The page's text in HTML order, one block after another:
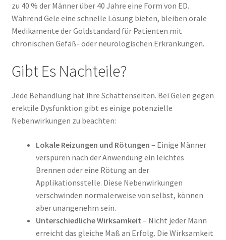
zu 40 % der Männer über 40 Jahre eine Form von ED.
Während Gele eine schnelle Lösung bieten, bleiben orale
Medikamente der Goldstandard für Patienten mit
chronischen Gefäß- oder neurologischen Erkrankungen.
Gibt Es Nachteile?
Jede Behandlung hat ihre Schattenseiten. Bei Gelen gegen
erektile Dysfunktion gibt es einige potenzielle
Nebenwirkungen zu beachten:
Lokale Reizungen und Rötungen – Einige Männer
verspüren nach der Anwendung ein leichtes
Brennen oder eine Rötung an der
Applikationsstelle. Diese Nebenwirkungen
verschwinden normalerweise von selbst, können
aber unangenehm sein.
Unterschiedliche Wirksamkeit – Nicht jeder Mann
erreicht das gleiche Maß an Erfolg. Die Wirksamkeit